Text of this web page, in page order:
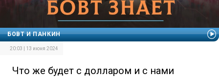
БОВТ И ПАНКИН
20:03 | 13 июня 2024
Что же будет с долларом и с нами